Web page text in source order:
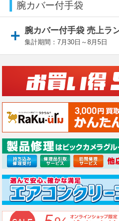
腕カバー付手袋
腕カバー付手袋 売上ラ
集計期間：7月30日～8月5日